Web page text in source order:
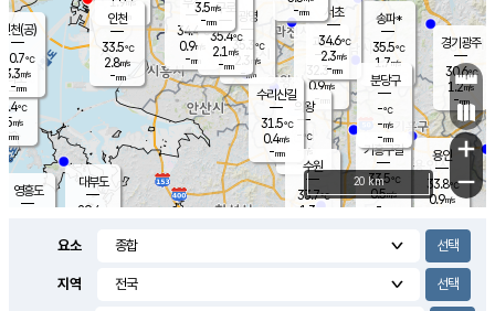
의도
℃
m/s
mm
영흥도
과천
32.3℃
0.9m/s
- mm
용인
33.8℃
0.9m/s
경기광주
30.6℃
1.2m/s
-mm
대부도
29.4
-mm
의왕
- ℃
m/s
mm
광명
35.3 ℃
2.3 m/s
-mm
34.4℃
0.9m/s
-mm
구로
35.4℃
2.1 m/s
-mm
송파*
35.5℃
1.7m/s
-mm
서초
34.6℃
2.3m/s
-mm
기흥구갈
33.5℃
0.5m/s
-
수리산길
31.5℃
0.4m/s
-mm
분당구
-℃
-m/s
-mm
인천(공)
30.7℃
3.3m/s
-mm
3.5m/s
-mm
수원
33.7℃
1.3 m/s
인천
33.5℃
2.8m/s
-mm
-mm
+
−
20 km
요소
지역